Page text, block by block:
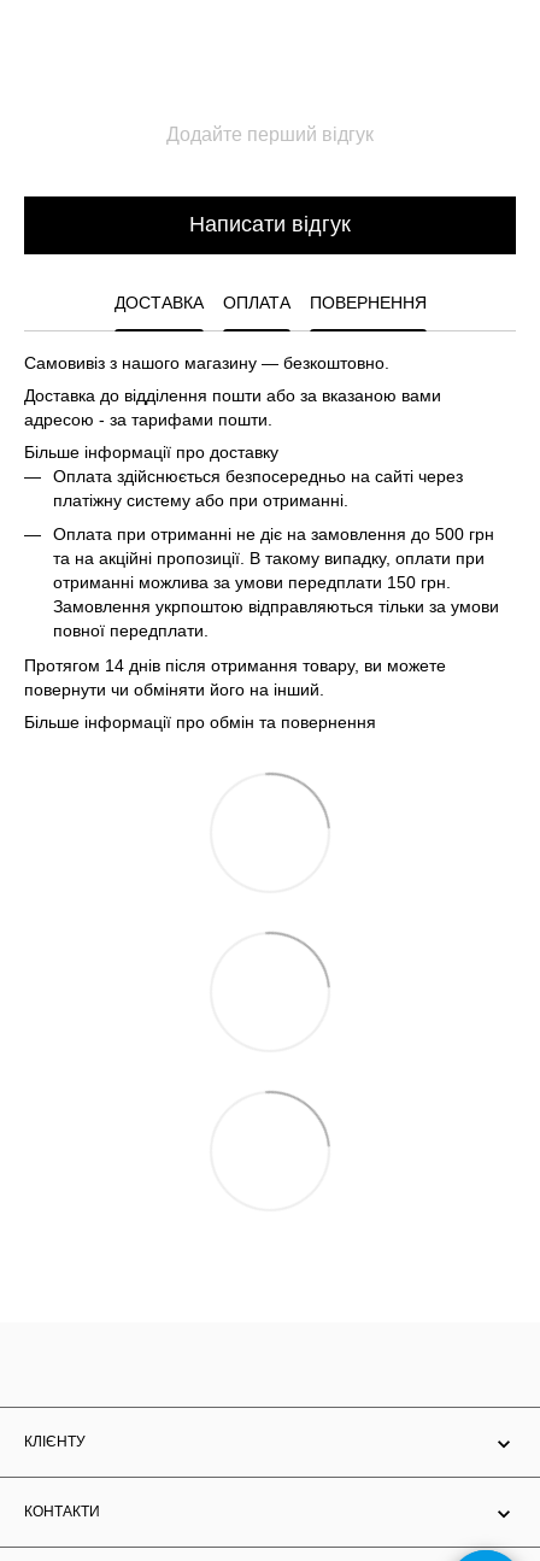
Додайте перший відгук
Написати відгук
ДОСТАВКА ОПЛАТА ПОВЕРНЕННЯ
Самовивіз з нашого магазину — безкоштовно.
Доставка до відділення пошти або за вказаною вами
адресою - за тарифами пошти.
Більше інформації про доставку
Оплата здійснюється безпосередньо на сайті через
платіжну систему або при отриманні.
Оплата при отриманні не діє на замовлення до 500 грн
та на акційні пропозиції. В такому випадку, оплати при
отриманні можлива за умови передплати 150 грн.
Замовлення укрпоштою відправляються тільки за умови
повної передплати.
Протягом 14 днів після отримання товару, ви можете
повернути чи обміняти його на інший.
Більше інформації про обмін та повернення
КЛІЄНТУ
КОНТАКТИ